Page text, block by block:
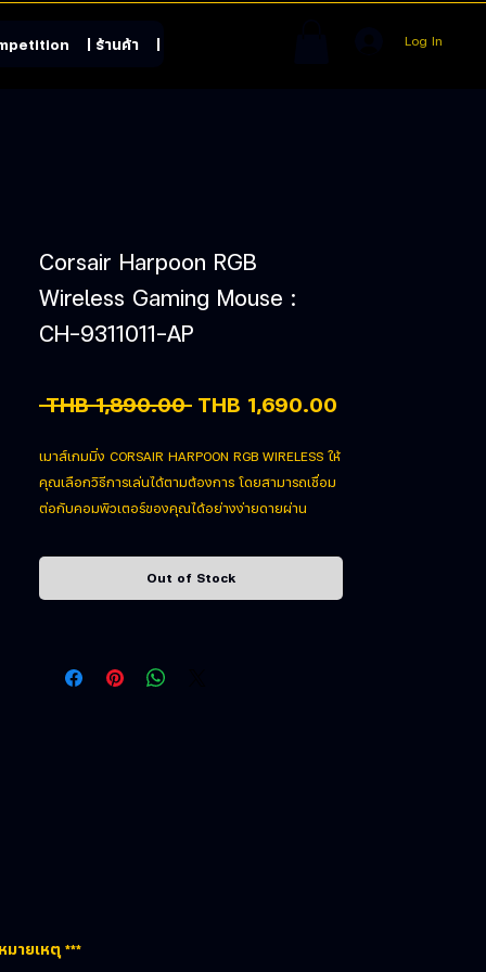
| ร้านค้า | Contact Log In
Corsair Harpoon RGB
Wireless Gaming Mouse :
CH-9311011-AP
THB 1,890.00 Regular Price
THB 1,690.00
เมาส์เกมมิ่ง CORSAIR HARPOON RGB WIRELESS ให้
คุณเลือกวิธีการเล่นได้ตามต้องการ โดยสามารถเชื่อม
ต่อกับคอมพิวเตอร์ของคุณได้อย่างง่ายดายผ่าน
ความเร็วสูงระดับต่ำกว่า 1 มิลลิวินาที, Bluetooth, หรือ
การเชื่อมต่อผ่านสาย USB ก็ได้
Out of Stock
มายเหตุ ***